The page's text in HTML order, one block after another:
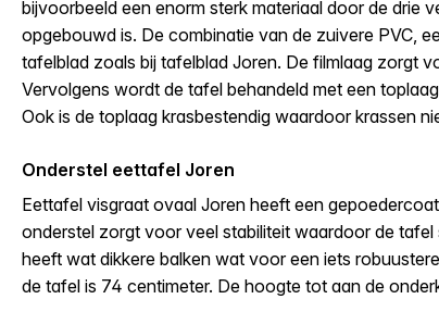
bijvoorbeeld een enorm sterk materiaal door de drie
opgebouwd is. De combinatie van de zuivere PVC,
tafelblad zoals bij tafelblad Joren. De filmlaag zorgt
Vervolgens wordt de tafel behandeld met een
Ook is de toplaag krasbestendig waardoor krassen
Onderstel eettafel Joren
Eettafel visgraat ovaal Joren heeft een
onderstel zorgt voor veel stabiliteit waardoor de
heeft wat dikkere balken wat voor een iets
de tafel is 74 centimeter. De hoogte tot aan de